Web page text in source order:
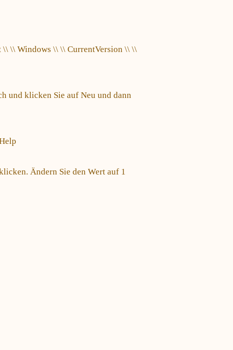
\\ Windows \\ \\ CurrentVersion \\ \\
und klicken Sie auf Neu und dann
Ändern Sie den Wert auf 1